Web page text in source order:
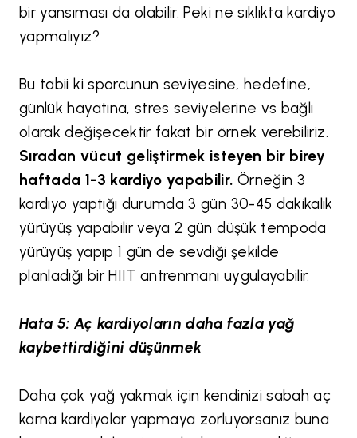
bir yansıması da olabilir. Peki ne sıklıkta kardiyo
yapmalıyız?
Bu tabii ki sporcunun seviyesine, hedefine,
günlük hayatına, stres seviyelerine vs bağlı
olarak değişecektir fakat bir örnek verebiliriz.
Sıradan vücut geliştirmek isteyen bir birey
haftada 1-3 kardiyo yapabilir. Örneğin 3
kardiyo yaptığı durumda 3 gün 30-45 dakikalık
yürüyüş yapabilir veya 2 gün düşük tempoda
yürüyüş yapıp 1 gün de sevdiği şekilde
planladığı bir HIIT antrenmanı uygulayabilir.
Hata 5: Aç kardiyoların daha fazla yağ
kaybettirdiğini düşünmek
Daha çok yağ yakmak için kendinizi sabah aç
karna kardiyolar yapmaya zorluyorsanız buna